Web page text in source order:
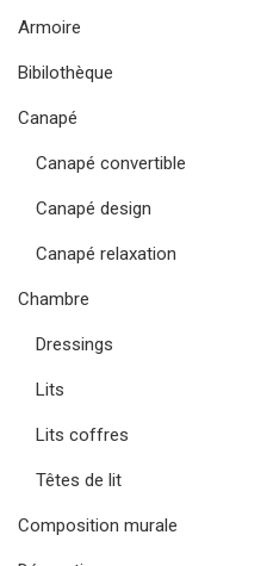
Armoire
Bibilothèque
Canapé
Canapé convertible
Canapé design
Canapé relaxation
Chambre
Dressings
Lits
Lits coffres
Têtes de lit
Composition murale